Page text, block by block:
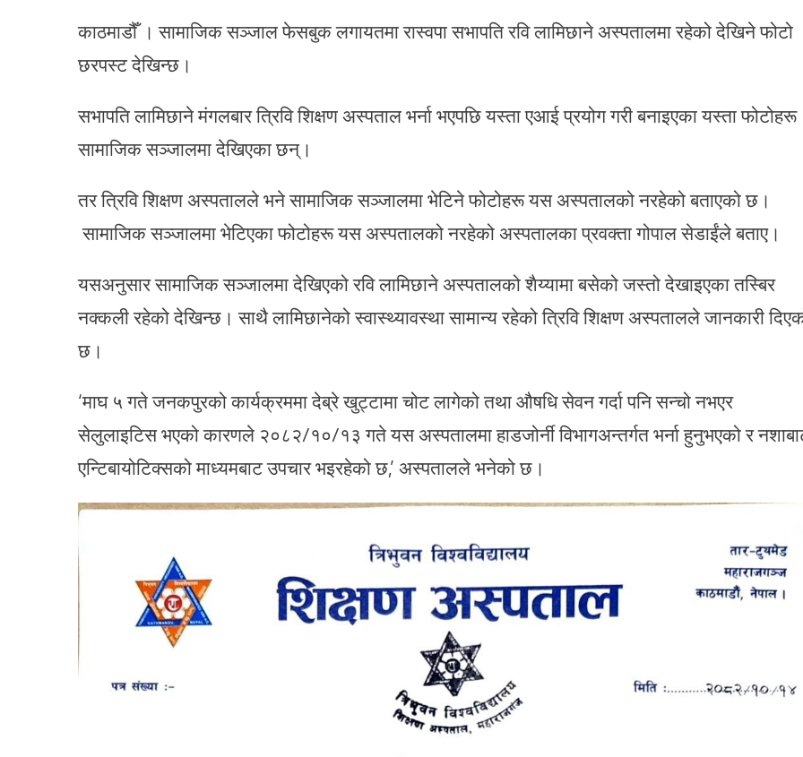
काठमाडौँ । सामाजिक सञ्जाल फेसबुक लगायतमा रास्वपा सभापति रवि लामिछाने अस्पतालमा रहेको देखिने फोटो
छरपस्ट देखिन्छ।
सभापति लामिछाने मंगलबार त्रिवि शिक्षण अस्पताल भर्ना भएपछि यस्ता एआई प्रयोग गरी बनाइएका यस्ता फोटोहरू
सामाजिक सञ्जालमा देखिएका छन्।
तर त्रिवि शिक्षण अस्पतालले भने सामाजिक सञ्जालमा भेटिने फोटोहरू यस अस्पतालको नरहेको बताएको छ।
सामाजिक सञ्जालमा भेटिएका फोटोहरू यस अस्पतालको नरहेको अस्पतालका प्रवक्ता गोपाल सेडाईंले बताए।
यसअनुसार सामाजिक सञ्जालमा देखिएको रवि लामिछाने अस्पतालको शैय्यामा बसेको जस्तो देखाइएका तस्बिर
नक्कली रहेको देखिन्छ। साथै लामिछानेको स्वास्थ्यावस्था सामान्य रहेको त्रिवि शिक्षण अस्पतालले जानकारी
छ।
‘माघ ५ गते जनकपुरको कार्यक्रममा देब्रे खुट्टामा चोट लागेको तथा औषधि सेवन गर्दा पनि सन्चो नभएर
सेलुलाइटिस भएको कारणले २०८२/१०/१३ गते यस अस्पतालमा हाडजोर्नी विभागअन्तर्गत भर्ना हुनुभएको र
एन्टिबायोटिक्सको माध्यमबाट उपचार भइरहेको छ,’ अस्पतालले भनेको छ।